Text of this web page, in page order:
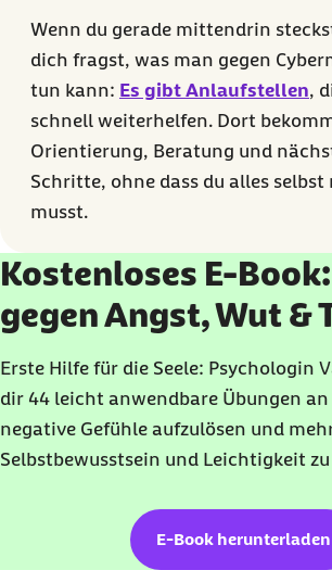
Wenn du gerade mittendrin
dich fragst, was man gegen
tun kann: Es gibt Anlaufstellen,
schnell weiterhelfen. Dort
Orientierung, Beratung und
Schritte, ohne dass du alles selbst
musst.
Kostenloses E-
gegen Angst, Wut &
Erste Hilfe für die Seele: Psychologin
dir 44 leicht anwendbare Übungen an
negative Gefühle aufzulösen und
Selbstbewusstsein und Leichtigkeit
E-Book herunterladen